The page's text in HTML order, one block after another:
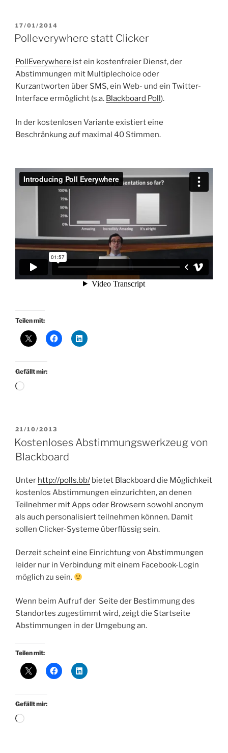
VERÖFFENTLICHT
AM
17/01/2014
Polleverywhere statt Clicker
PollEverywhere ist ein kostenfreier Dienst, der
Abstimmungen mit Multiplechoice oder
Kurzantworten über SMS, ein Web- und ein Twitter-
Interface ermöglicht (s.a. Blackboard Poll).
In der kostenlosen Variante existiert eine
Beschränkung auf maximal 40 Stimmen.
Teilen mit:
Gefällt mir:
Wird
VERÖFFENTLICHT
AM
21/10/2013
Kostenloses Abstimmungswerkzeug von
Blackboard
Unter http://polls.bb/ bietet Blackboard die Möglichkeit
kostenlos Abstimmungen einzurichten, an denen
Teilnehmer mit Apps oder Browsern sowohl anonym
als auch personalisiert teilnehmen können. Damit
sollen Clicker-Systeme überflüssig sein.
Derzeit scheint eine Einrichtung von Abstimmungen
leider nur in Verbindung mit einem Facebook-Login
möglich zu sein.
Wenn beim Aufruf der Seite der Bestimmung des
Standortes zugestimmt wird, zeigt die Startseite
Abstimmungen in der Umgebung an.
Teilen mit:
Gefällt mir:
Wird